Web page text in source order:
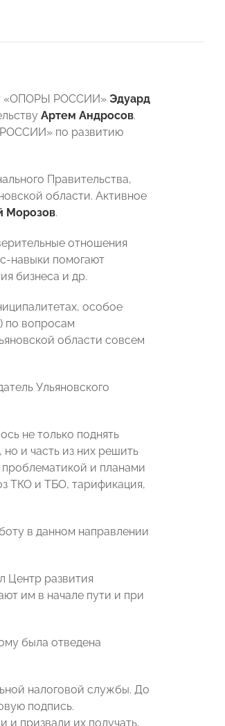
«ОПОРЫ РОССИИ» Эдуард
Артем Андросов.
РОССИИ» по развитию
Правительства,
области. Активное
Морозов.
отношения
навыки помогают
бизнеса и др.
особое
по вопросам
области совсем
Ульяновского
не только поднять
и часть из них решить
и планами
ТКО и ТБО, тарификация,
в данном направлении
Центр развития
им в начале пути и при
была отведена
налоговой службы. До
подпись.
и призвали их получать,